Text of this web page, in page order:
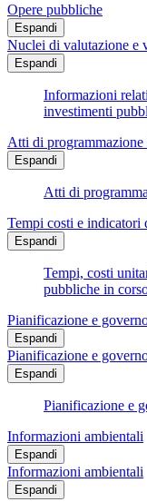
Opere pubbliche
Espandi
Nuclei di valutazione e
Espandi
Informazioni
investimenti
Atti di
Espandi
Atti di
Tempi costi e indicatori
Espandi
Tempi, costi
pubbliche in
Pianificazione e
Espandi
Pianificazione e
Espandi
Pianificazione e
Informazioni ambientali
Espandi
Informazioni ambientali
Espandi